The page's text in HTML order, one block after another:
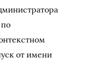
от имени